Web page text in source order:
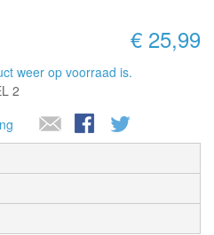
€ 25,99
weer op voorraad is.
2